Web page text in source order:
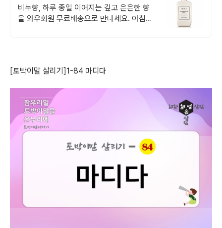
비누향, 하루 종일 이어지는 깊고 은은한 향
을 와우회원 무료배송으로 만나세요. 아침에
[토박이말 살리기]1-84 마디다